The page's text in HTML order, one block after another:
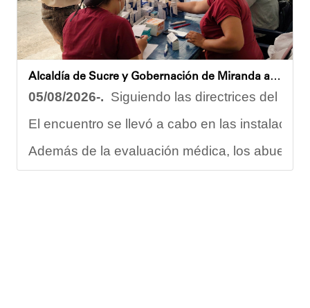
Oskarina Rosso. Alcaldía de Sucre y Gobernación de Miranda atendieron a más de 100 adultos mayores en Petare
05/08/2026-. Siguiendo las directrices del
El encuentro se llevó a cabo en las
Además de la evaluación médica, los abuelos